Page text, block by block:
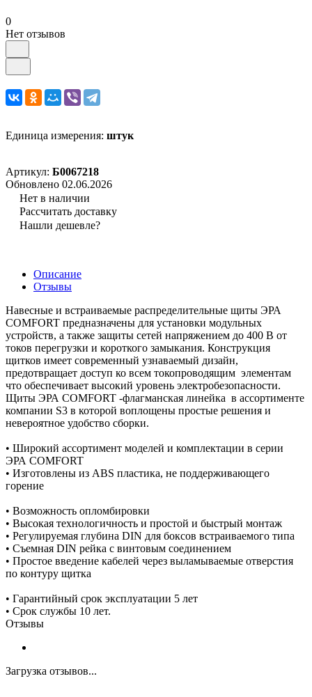
0
Нет отзывов
Единица измерения: штук
Артикул: Б0067218
Обновлено 02.06.2026
Нет в наличии
Рассчитать доставку
Нашли дешевле?
Описание
Отзывы
Навесные и встраиваемые распределительные щиты ЭРА
COMFORT предназначены для установки модульных
устройств, а также защиты сетей напряжением до 400 В от
токов перегрузки и короткого замыкания. Конструкция
щитков имеет современный узнаваемый дизайн,
предотвращает доступ ко всем токопроводящим элементам
что обеспечивает высокий уровень электробезопасности.
Щиты ЭРА COMFORT -флагманская линейка в ассортименте
компании S3 в которой воплощены простые решения и
невероятное удобство сборки.
• Широкий ассортимент моделей и комплектации в серии
ЭРА COMFORT
• Изготовлены из ABS пластика, не поддерживающего
горение
• Возможность опломбировки
• Высокая технологичность и простой и быстрый монтаж
• Регулируемая глубина DIN для боксов встраиваемого типа
• Съемная DIN рейка с винтовым соединением
• Простое введение кабелей через выламываемые отверстия
по контуру щитка
• Гарантийный срок эксплуатации 5 лет
• Срок службы 10 лет.
Отзывы
Загрузка отзывов...